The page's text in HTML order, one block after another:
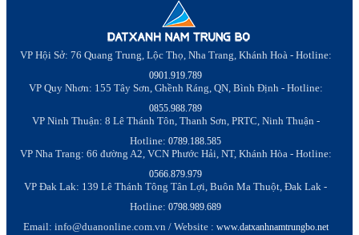
VP Hội Sở: 76 Quang Trung, Lộc Thọ, Nha Trang, Khánh Hoà - Hotline:
0901.919.789
VP Quy Nhơn: 155 Tây Sơn, Ghềnh Ráng, QN, Bình Định - Hotline:
0855.988.789
VP Ninh Thuận: 8 Lê Thánh Tôn, Thanh Sơn, PRTC, Ninh Thuận -
Hotline: 0789.188.585
VP Nha Trang: 66 đường A2, VCN Phước Hải, NT, Khánh Hòa - Hotline:
0566.879.979
VP Đak Lak: 139 Lê Thánh Tông Tân Lợi, Buôn Ma Thuột, Đak Lak -
Hotline: 0798.989.689
Email: info@duanonline.com.vn / Website : www.datxanhnamtrungbo.net